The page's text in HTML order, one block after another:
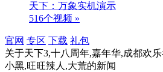
天下：万象实机演示
516个视频 »
官网 专区 下载 礼包
关于天下3,十八周年,嘉年华,成都欢
小黑,旺旺辣人,大荒的新闻